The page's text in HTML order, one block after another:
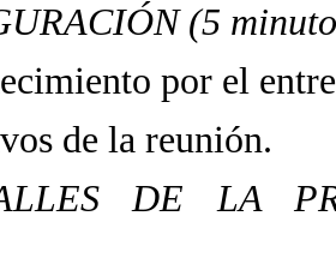
(5
por el
de la reunión.
DE LA